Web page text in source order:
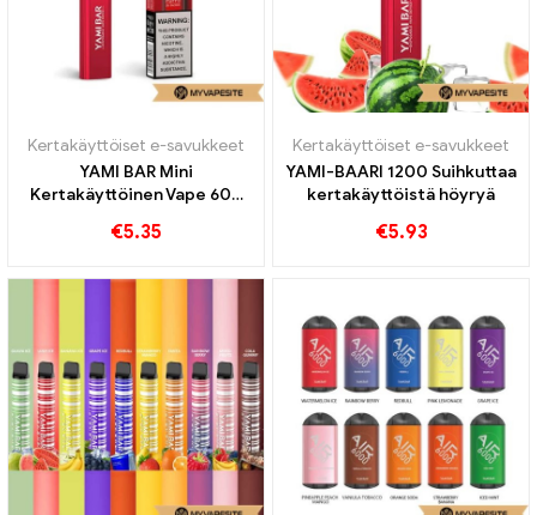
Kertakäyttöiset e-savukkeet
YAMI BAR Mini
Kertakäyttöinen Vape 600
€5.35
Kertakäyttöiset e-savukkeet
YAMI-BAARI 1200 Suihkuttaa
kertakäyttöistä höyryä
€5.93